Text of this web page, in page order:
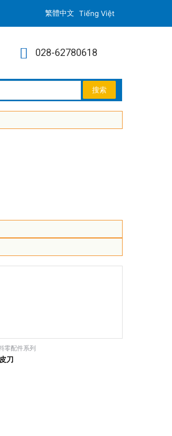
Tiếng Việt
028-62780618
零配件系列
刀